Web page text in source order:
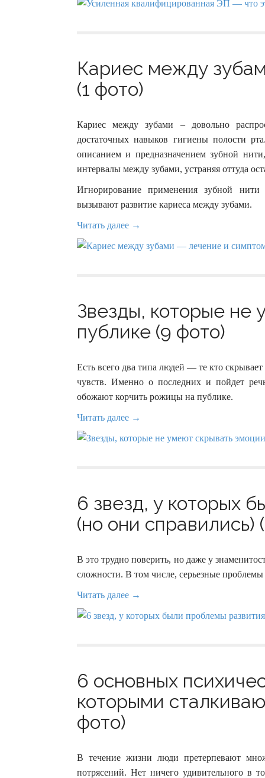
Кариес между
(1 фото)
Кариес между зубами – довольно
достаточных навыков гигиены полости
описанием и предназначением зубной
интервалы между зубами, устраняя оттуда
Игнорирование применения зубной
вызывают развитие кариеса между зубами.
Читать далее →
Звезды, которые не
публике (9 фото)
Есть всего два типа людей — те кто
чувств. Именно о последних и пойдет
обожают корчить рожицы на публике.
Читать далее →
6 звезд, у которых
(но они справились)
В это трудно поверить, но даже у
сложности. В том числе, серьезные проблемы
Читать далее →
6 основных
которыми
фото)
В течение жизни люди претерпевают
потрясений. Нет ничего удивительного в